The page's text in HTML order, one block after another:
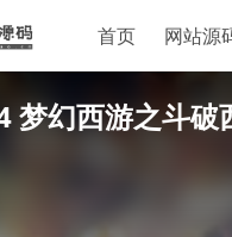
首页 网站源
梦幻西游之斗破